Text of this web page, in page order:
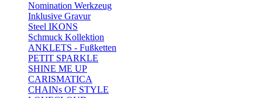
Nomination Werkzeug
Inklusive Gravur
Steel IKONS
Schmuck Kollektion
ANKLETS - Fußketten
PETIT SPARKLE
SHINE ME UP
CARISMATICA
CHAINs OF STYLE